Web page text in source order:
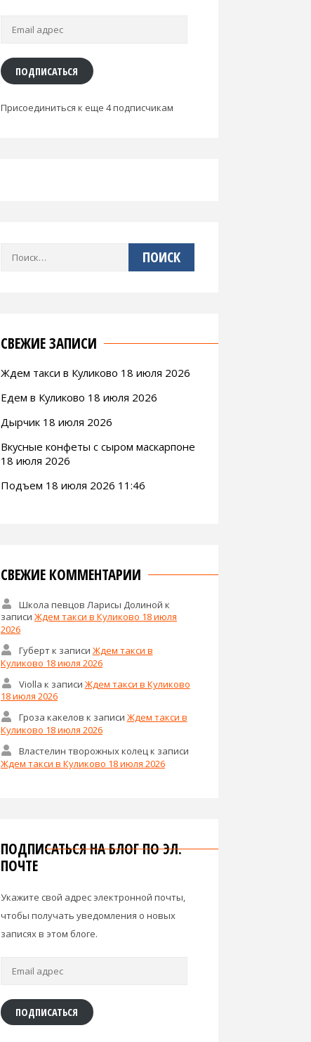
Email
ПОДПИСАТЬСЯ
Присоединиться к еще 4 подписчикам
СВЕЖИЕ ЗАПИСИ
Ждем такси в Куликово 18 июля 2026
Едем в Куликово 18 июля 2026
Дырчик 18 июля 2026
Вкусные конфеты с сыром маскарпоне
18 июля 2026
Подъем 18 июля 2026 11:46
СВЕЖИЕ КОММЕНТАРИИ
Школа певцов Ларисы Долиной к
записи Ждем такси в Куликово 18 июля
2026
Губертк записи Ждем такси в
Куликово 18 июля 2026
Violla к записи Ждем такси в Куликово
18 июля 2026
Гроза какелов к записи Ждем такси в
Куликово 18 июля 2026
Властелин творожных колец к записи
Ждем такси в Куликово 18 июля 2026
ПОДПИСАТЬСЯ НА БЛОГ ПО ЭЛ.
ПОЧТЕ
Укажите свой адрес электронной почты,
чтобы получать уведомления о новых
записях в этом блоге.
ПОДПИСАТЬСЯ